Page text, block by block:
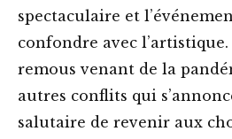
spectaculaire et
confondre avec l’artistique.
remous venant de la
autres conflits qui
salutaire de revenir aux